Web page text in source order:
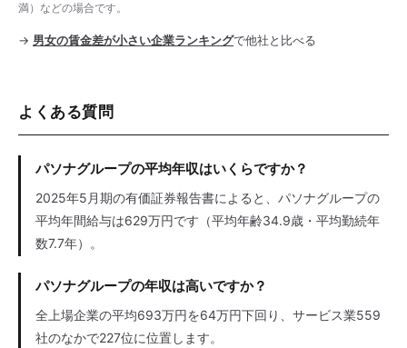
満）などの場合です。
→ 男女の賃金差が小さい企業ランキングで他社と比べる
よくある質問
パソナグループの平均年収はいくらですか？
2025年5月期の有価証券報告書によると、パソナグループの
平均年間給与は629万円です（平均年齢34.9歳・平均勤続年
数7.7年）。
パソナグループの年収は高いですか？
全上場企業の平均693万円を64万円下回り、サービス業559
社のなかで227位に位置します。